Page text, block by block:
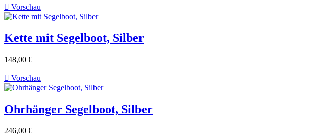
 Vorschau
Kette mit Segelboot, Silber
148,00 €
 Vorschau
Ohrhänger Segelboot, Silber
246,00 €